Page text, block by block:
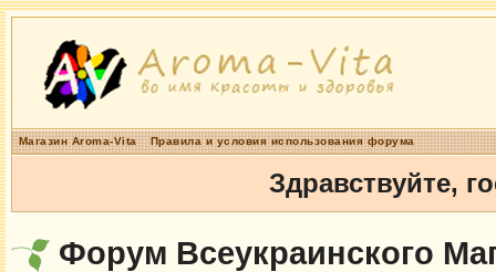
Магазин Aroma-Vita Правила и условия использования форума
Здравствуйте,
Форум Всеукраинского